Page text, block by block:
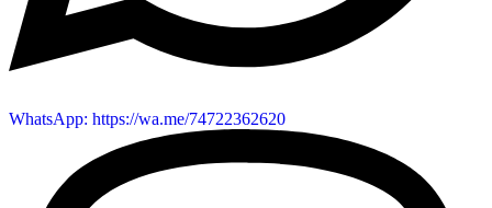
WhatsApp: https://wa.me/74722362620